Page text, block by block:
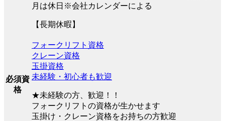
月は休日※会社カレンダーによる
【長期休暇】
必須資
格
フォークリフト資格
クレーン資格
玉掛資格
未経験・初心者も歓迎
★未経験の方、歓迎！！
フォークリフトの資格が生かせます
玉掛け・クレーン資格をお持ちの方歓迎